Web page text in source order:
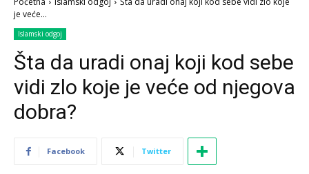
je veće...
Islamski odgoj
Šta da uradi onaj koji kod sebe
vidi zlo koje je veće od njegova
dobra?
Facebook Twitter